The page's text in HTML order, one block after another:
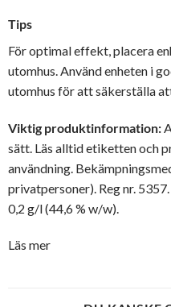
Tips
För optimal effekt, placera
utomhus. Använd enheten i
utomhus för att säkerställa
Viktig produktinformation:
sätt. Läs alltid etiketten och
användning.
privatpersoner). Reg nr.
0,2 g/l (44,6 % w/w).
Läs mer